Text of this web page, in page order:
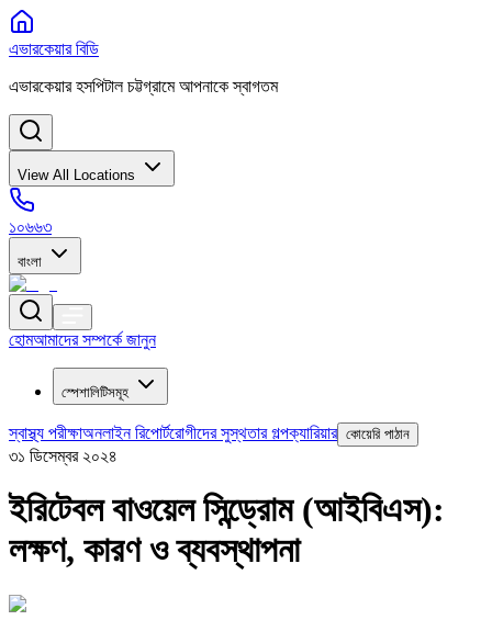
এভারকেয়ার বিডি
এভারকেয়ার হসপিটাল চট্টগ্রামে আপনাকে স্বাগতম
View All Locations
১০৬৬৩
বাংলা
হোমআমাদের সম্পর্কে জানুন
স্পেশালিটিসমূহ
স্বাস্থ্য পরীক্ষাঅনলাইন রিপোর্টরোগীদের সুস্থতার গল্পক্যারিয়ার কোয়েরি পাঠান
৩১ ডিসেম্বর ২০২৪
ইরিটেবল বাওয়েল সিন্ড্রোম (আইবিএস):
লক্ষণ, কারণ ও ব্যবস্থাপনা